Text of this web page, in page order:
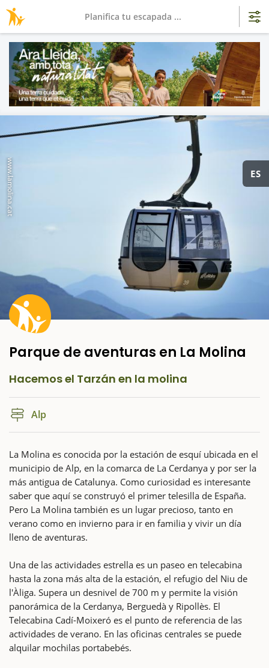
ES
Parque de aventuras en La Molina
www.lamolina.cat
Hacemos el Tarzán en la molina
Alp
La Molina es conocida por la estación de esquí ubicada en el
municipio de Alp, en la comarca de La Cerdanya y por ser la
más antigua de Catalunya. Como curiosidad es interesante
saber que aquí se construyó el primer telesilla de España.
Pero La Molina también es un lugar precioso, tanto en
verano como en invierno para ir en familia y vivir un día
lleno de aventuras.
Una de las actividades estrella es un paseo en telecabina
hasta la zona más alta de la estación, el refugio del Niu de
l'Àliga. Supera un desnivel de 700 m y permite la visión
panorámica de la Cerdanya, Berguedà y Ripollès. El
Telecabina Cadí-Moixeró es el punto de referencia de las
actividades de verano. En las oficinas centrales se puede
alquilar mochilas portabebés.
Planifica tu escapada ...